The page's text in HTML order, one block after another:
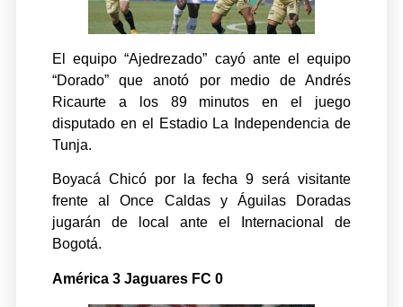
El equipo “Ajedrezado” cayó ante el equipo
“Dorado” que anotó por medio de Andrés
Ricaurte a los 89 minutos en el juego
disputado en el Estadio La Independencia de
Tunja.
Boyacá Chicó por la fecha 9 será visitante
frente al Once Caldas y Águilas Doradas
jugarán de local ante el Internacional de
Bogotá.
América 3 Jaguares FC 0